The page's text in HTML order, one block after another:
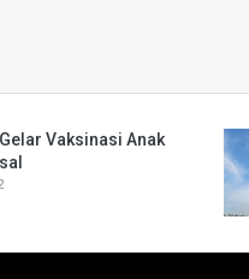
Vaksinasi Anak